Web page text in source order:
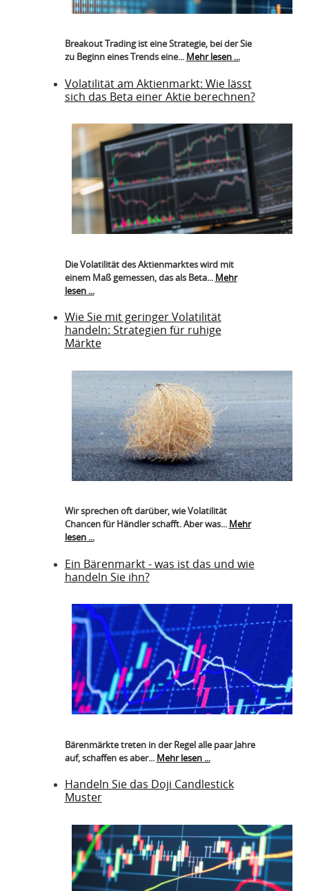
Breakout Trading ist eine Strategie, bei der Sie
zu Beginn eines Trends eine... Mehr lesen ...
Volatilität am Aktienmarkt: Wie lässt
sich das Beta einer Aktie berechnen?
Die Volatilität des Aktienmarktes wird mit
einem Maß gemessen, das als Beta... Mehr
lesen ...
Wie Sie mit geringer Volatilität
handeln: Strategien für ruhige
Märkte
Wir sprechen oft darüber, wie Volatilität
Chancen für Händler schafft. Aber was... Mehr
lesen ...
Ein Bärenmarkt - was ist das und wie
handeln Sie ihn?
Bärenmärkte treten in der Regel alle paar Jahre
auf, schaffen es aber... Mehr lesen ...
Handeln Sie das Doji Candlestick
Muster